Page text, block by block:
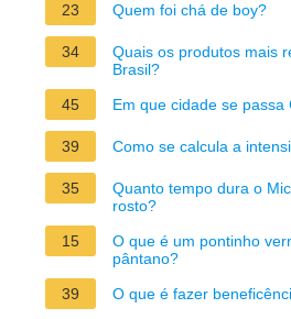
23
Quem foi chá de boy?
34
Quais os produtos mais
Brasil?
45
Em que cidade se passa
39 Como se calcula a
35
Quanto tempo dura o
rosto?
15
O que é um pontinho
pântano?
39
O que é fazer